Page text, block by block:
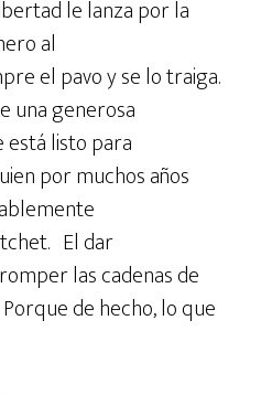
le lanza por la
al
el pavo y se lo traiga.
una generosa
listo para
por muchos años
El dar
las cadenas de
de hecho, lo que